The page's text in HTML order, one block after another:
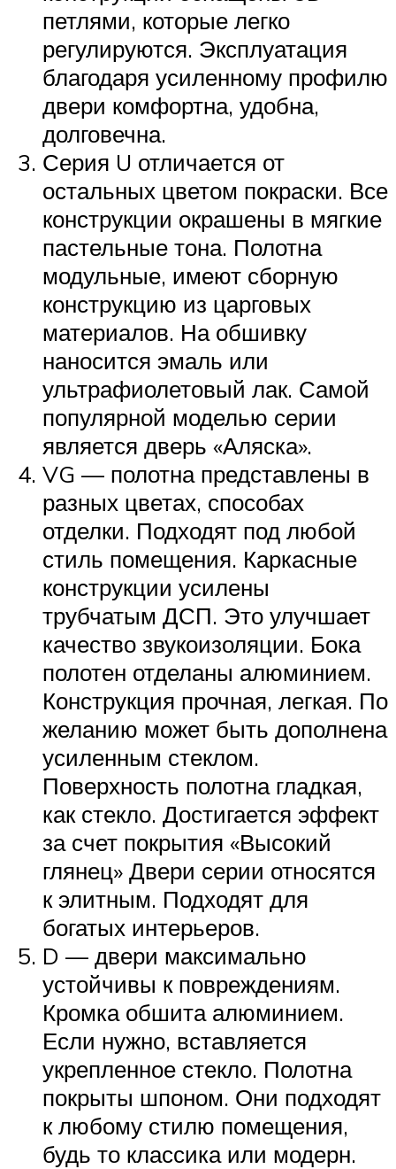
петлями, которые легко
регулируются. Эксплуатация
благодаря усиленному профилю
двери комфортна, удобна,
долговечна.
Серия U отличается от
остальных цветом покраски. Все
конструкции окрашены в мягкие
пастельные тона. Полотна
модульные, имеют сборную
конструкцию из царговых
материалов. На обшивку
наносится эмаль или
ультрафиолетовый лак. Самой
популярной моделью серии
является дверь «Аляска».
VG — полотна представлены в
разных цветах, способах
отделки. Подходят под любой
стиль помещения. Каркасные
конструкции усилены
трубчатым ДСП. Это улучшает
качество звукоизоляции. Бока
полотен отделаны алюминием.
Конструкция прочная, легкая. По
желанию может быть дополнена
усиленным стеклом.
Поверхность полотна гладкая,
как стекло. Достигается эффект
за счет покрытия «Высокий
глянец» Двери серии относятся
к элитным. Подходят для
богатых интерьеров.
D — двери максимально
устойчивы к повреждениям.
Кромка обшита алюминием.
Если нужно, вставляется
укрепленное стекло. Полотна
покрыты шпоном. Они подходят
к любому стилю помещения,
будь то классика или модерн.